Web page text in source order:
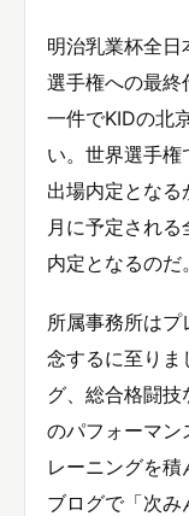
明治乳業杯全
選手権への最終
一件でKIDの北
い。世界選手
出場内定とな
月に予定され
内定となるのだ。
所属事務所は
念するに至りま
グ、総合格闘
のパフォーマン
レーニングを
ブログで「次